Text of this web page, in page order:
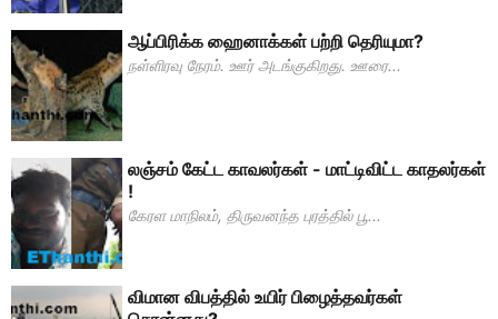
ஆப்பிரிக்க ஹைனாக்கள் பற்றி தெரியுமா?
நள்ளிரவு நேரம். ஊர் அடங்குகிறது. ஊரை...
லஞ்சம் கேட்ட காவலர்கள் - மாட்டிவிட்ட காதலர்கள்
!
கேரள மாநிலம், திருவனந்த புரத்தில் பூ...
விமான விபத்தில் உயிர் பிழைத்தவர்கள்